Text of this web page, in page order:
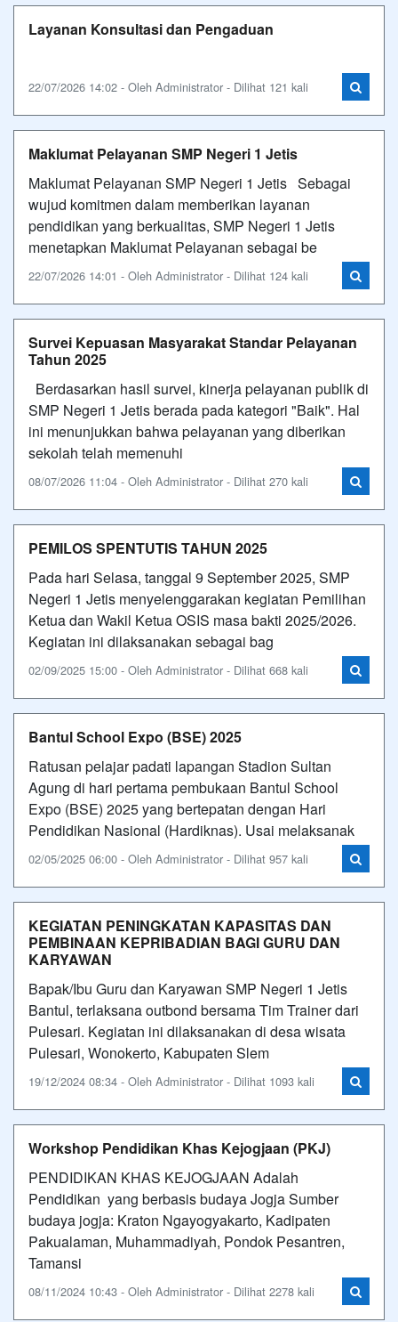
Layanan Konsultasi dan Pengaduan
22/07/2026 14:02 - Oleh Administrator - Dilihat 121 kali
Maklumat Pelayanan SMP Negeri 1 Jetis
Maklumat Pelayanan SMP Negeri 1 Jetis Sebagai
wujud komitmen dalam memberikan layanan
pendidikan yang berkualitas, SMP Negeri 1 Jetis
menetapkan Maklumat Pelayanan sebagai be
22/07/2026 14:01 - Oleh Administrator - Dilihat 124 kali
Survei Kepuasan Masyarakat Standar Pelayanan
Tahun 2025
Berdasarkan hasil survei, kinerja pelayanan publik di
SMP Negeri 1 Jetis berada pada kategori "Baik". Hal
ini menunjukkan bahwa pelayanan yang diberikan
sekolah telah memenuhi
08/07/2026 11:04 - Oleh Administrator - Dilihat 270 kali
PEMILOS SPENTUTIS TAHUN 2025
Pada hari Selasa, tanggal 9 September 2025, SMP
Negeri 1 Jetis menyelenggarakan kegiatan Pemilihan
Ketua dan Wakil Ketua OSIS masa bakti 2025/2026.
Kegiatan ini dilaksanakan sebagai bag
02/09/2025 15:00 - Oleh Administrator - Dilihat 668 kali
Bantul School Expo (BSE) 2025
Ratusan pelajar padati lapangan Stadion Sultan
Agung di hari pertama pembukaan Bantul School
Expo (BSE) 2025 yang bertepatan dengan Hari
Pendidikan Nasional (Hardiknas). Usai melaksanak
02/05/2025 06:00 - Oleh Administrator - Dilihat 957 kali
KEGIATAN PENINGKATAN KAPASITAS DAN
PEMBINAAN KEPRIBADIAN BAGI GURU DAN
KARYAWAN
Bapak/Ibu Guru dan Karyawan SMP Negeri 1 Jetis
Bantul, terlaksana outbond bersama Tim Trainer dari
Pulesari. Kegiatan ini dilaksanakan di desa wisata
Pulesari, Wonokerto, Kabupaten Slem
19/12/2024 08:34 - Oleh Administrator - Dilihat 1093 kali
Workshop Pendidikan Khas Kejogjaan (PKJ)
PENDIDIKAN KHAS KEJOGJAAN Adalah
Pendidikan yang berbasis budaya Jogja Sumber
budaya jogja: Kraton Ngayogyakarto, Kadipaten
Pakualaman, Muhammadiyah, Pondok Pesantren,
Tamansi
08/11/2024 10:43 - Oleh Administrator - Dilihat 2278 kali